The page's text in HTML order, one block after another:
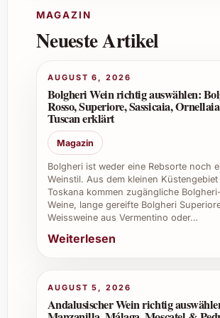
Ist dieser Wein auch für
geeignet?
Ja, seine Eleganz und Komplexität
ihn zu einem idealen Wein für
oder als Geschenk für
Wie lange kann man den Wein
Kauf lagern?
Im optimalen Kellerumfeld kann
bis zu sechs Jahre reifen und
Der Wein sollte leicht kühl bei 16-
serviert werden, um die Aromen
MAGAZIN
Neueste Artikel
AUGUST 6, 2026
Bolgheri Wein richtig auswählen:
Rosso, Superiore, Sassicaia,
Tuscan erklärt
Magazin
Bolgheri ist weder eine Rebsorte noch
Weinstil. Aus dem kleinen Küstengebiet
Toskana kommen zugängliche
Weine, lange gereifte Bolgheri
Weissweine aus Vermentino oder…
Weiterlesen
AUGUST 5, 2026
Andalusischer Wein richtig